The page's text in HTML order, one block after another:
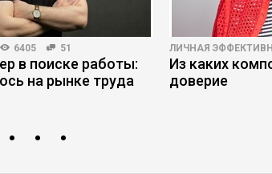
6405 51
в поиске работы:
на рынке труда
ЛИЧНАЯ
Из каких
доверие